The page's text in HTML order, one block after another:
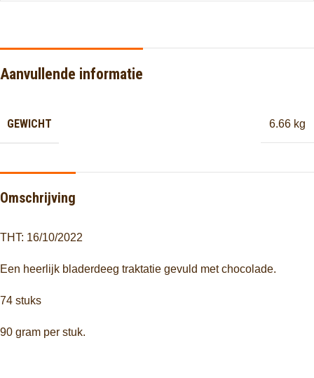
Aanvullende informatie
GEWICHT 6.66 kg
Omschrijving
THT: 16/10/2022
Een heerlijk bladerdeeg traktatie gevuld met chocolade.
74 stuks
90 gram per stuk.